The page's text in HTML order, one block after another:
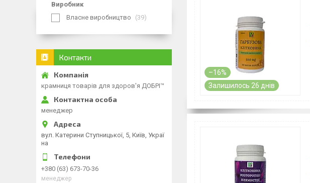
–16%
Залишилось 26 днів
Виробник
Власне виробництво
39
Контакти
крамниця товарів для здоров'я ДОБРІ™
менеджер
вул. Катерини Ступницької, 5, Київ, Украї
на
+380 (63) 673-70-36
менеджер